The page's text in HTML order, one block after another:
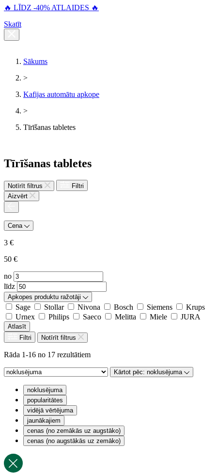
🔥 LĪDZ -40% ATLAIDES 🔥
Skatīt
Sākums
>
Kafijas automātu apkope
>
Tīrīšanas tabletes
Tīrīšanas tabletes
Notīrīt filtrus
Filtri
Aizvērt
Cena
3 €
50 €
no
līdz
Apkopes produktu ražotāji
Sage Stollar Nivona Bosch Siemens
Krups
Urnex
Philips Saeco Melitta Miele JURA
Atlasīt
Filtri
Notīrīt filtrus
Rāda 1-16 no 17 rezultātiem
Kārtot pēc: noklusējuma
noklusējuma
popularitātes
vidējā vērtējuma
jaunākajiem
cenas (no zemākās uz augstāko)
cenas (no augstākās uz zemāko)